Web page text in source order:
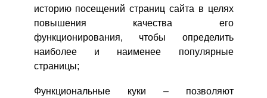
историю посещений страниц сайта в целях
повышения качества его
функционирования, чтобы определить
наиболее и наименее популярные
страницы;
Функциональные куки – позволяют